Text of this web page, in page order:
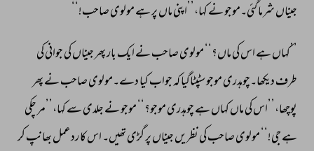
جیناں شرما گئی۔موجو نے کہا،’’اپنی ماں پر ہے مولوی صاحب!‘‘
’’کہاں ہے اس کی ماں؟‘‘ مولوی صاحب نے ایک بار پھر جیناں کی جوانی کی
طرف دیکھا۔چوہدری موجو سٹپٹاگیا کہ جواب کیا دے۔مولوی صاحب نے پھر
پوچھا،’’اس کی ماں کہاں ہے چوہدری موجو؟‘‘ موجو نے جلدی سے کہا،’’مر چکی
ہے جی!‘‘ مولوی صاحب کی نظریں جیناں پر گڑی تھیں۔ اس کا ردعمل بھانپ کر